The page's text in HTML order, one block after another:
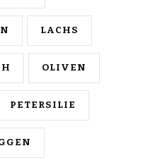
LACHS
OLIVEN
PETERSILIE